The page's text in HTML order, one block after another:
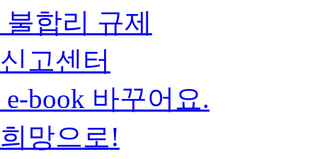
불합리 규제
신고센터
e-book 바꾸어요.
희망으로!